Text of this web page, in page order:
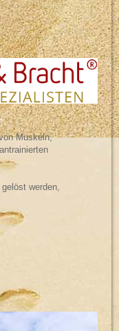
Muskeln,
werden,